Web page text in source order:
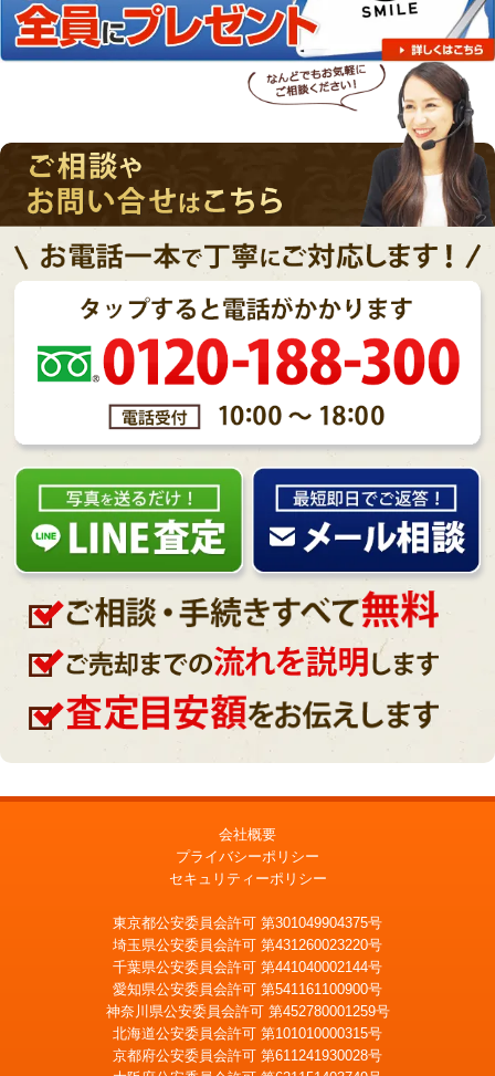
会社概要
プライバシーポリシー
セキュリティーポリシー
東京都公安委員会許可 第301049904375号
埼玉県公安委員会許可 第431260023220号
千葉県公安委員会許可 第441040002144号
愛知県公安委員会許可 第541161100900号
神奈川県公安委員会許可 第452780001259号
北海道公安委員会許可 第101010000315号
京都府公安委員会許可 第611241930028号